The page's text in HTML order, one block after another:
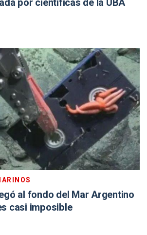
al fondo del Mar Argentino
casi imposible